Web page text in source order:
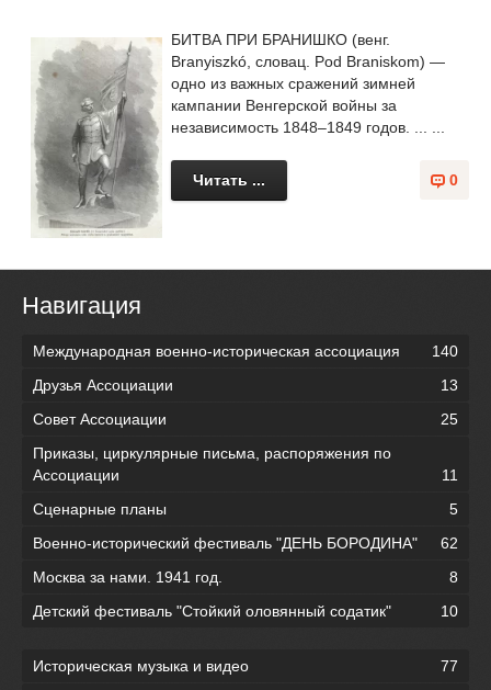
БИТВА ПРИ БРАНИШКО (венг.
Branyiszkó, словац. Pod Braniskom) —
одно из важных сражений зимней
кампании Венгерской войны за
независимость 1848–1849 годов. ... ...
0
Читать ...
Навигация
Международная военно-историческая ассоциация
140
Друзья Ассоциации
13
Совет Ассоциации
25
Приказы, циркулярные письма, распоряжения по
Ассоциации
11
Сценарные планы
5
Военно-исторический фестиваль "ДЕНЬ БОРОДИНА"
62
Москва за нами. 1941 год.
8
Детский фестиваль "Стойкий оловянный содатик"
10
Историческая музыка и видео
77